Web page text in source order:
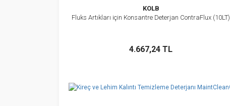
KOLB
Fluks Artıkları için Konsantre Deterjan ContraFlux (10LT)
4.667,24 TL
İncele
Sepete Ekle